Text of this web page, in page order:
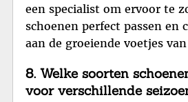
een specialist om ervoor te
schoenen perfect passen en
aan de groeiende voetjes
8. Welke soorten
voor verschillende